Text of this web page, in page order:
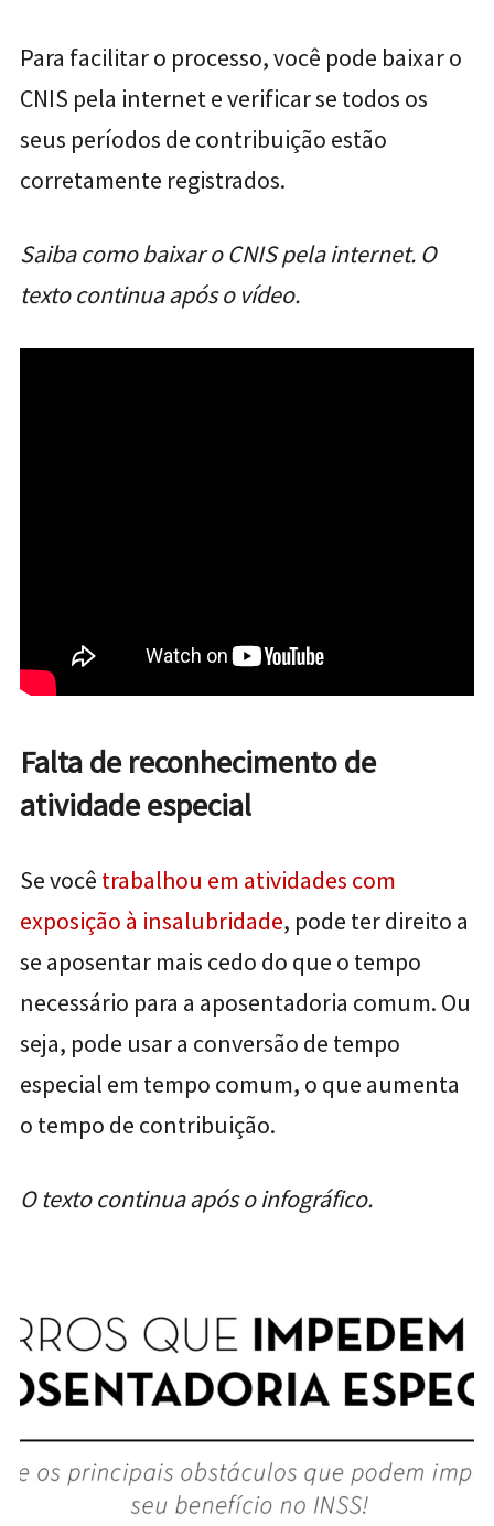
Para facilitar o processo, você pode baixar o
CNIS pela internet e verificar se todos os
seus períodos de contribuição estão
corretamente registrados.
Saiba como baixar o CNIS pela internet. O
texto continua após o vídeo.
Falta de reconhecimento de
atividade especial
Se você trabalhou em atividades com
exposição à insalubridade, pode ter direito a
se aposentar mais cedo do que o tempo
necessário para a aposentadoria comum. Ou
seja, pode usar a conversão de tempo
especial em tempo comum, o que aumenta
o tempo de contribuição.
O texto continua após o infográfico.